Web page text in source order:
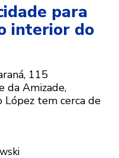
para
interior do
115
da Amizade,
López tem cerca de